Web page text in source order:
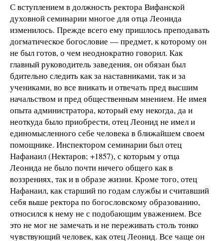
С вступлением в должность ректора Вифанской
духовной семинарии многое для отца Леонида
изменилось. Прежде всего ему пришлось преподавать
догматическое богословие — предмет, к которому он
не был готов, о чем неоднократно говорил. Как
главный руководитель заведения, он обязан был
бдительно следить как за наставниками, так и за
учениками, во все вникать и отвечать пред высшим
начальством и пред общественным мнением. Не имея
опыта администратора, который ему некогда, да и
неоткуда было приобрести, отец Леонид не имел и
единомысленного себе человека в ближайшем своем
помощнике. Инспектором семинарии был отец
Нафанаил (Нектаров; +1857), с которым у отца
Леонида не было почти ничего общего как в
воззрениях, так и в образе жизни. Кроме того, отец
Нафанаил, как старший по годам службы и считавший
себя выше ректора по богословскому образованию,
относился к нему не с подобающим уважением. Все
это не мог не замечать и не переживать столь тонко
чувствующий человек, как отец Леонид. Все чаще он